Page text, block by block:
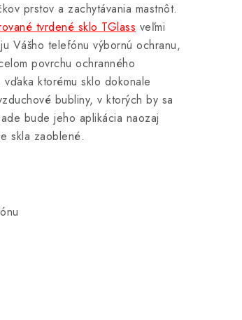
prstov a zachytávania mastnôt.
tvrdené sklo TGlass veľmi
Vášho telefónu výbornú ochranu,
povrchu ochranného
ktorému sklo dokonale
bubliny, v ktorých by sa
bude jeho aplikácia naozaj
skla zaoblené.